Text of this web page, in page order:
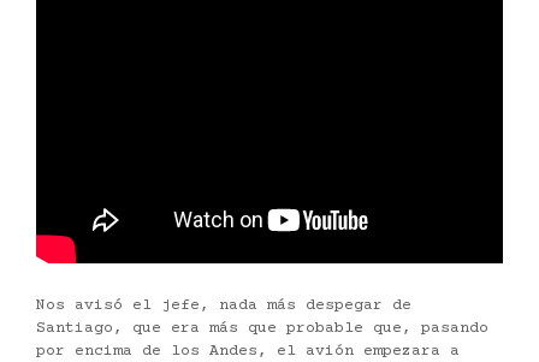
Nos avisó el jefe, nada más despegar de
Santiago, que era más que probable que, pasando
por encima de los Andes, el avión empezara a